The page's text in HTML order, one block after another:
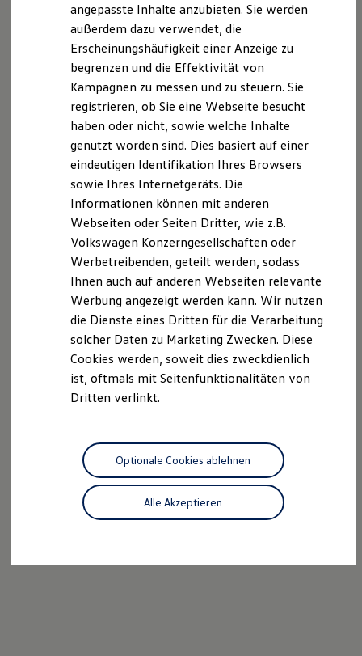
XTL-Dieselkraftstoff
Ersatzteile und Betriebsflüssigkeiten
Original Zubehör und Lifestyle Produkte
myVolkswagen
myVolkswagen Business
Elektrisch & Autonom
Elektro - & Hybridfahrzeuge
Unser Ansatz
Klimafreundlicher Strom
Reichweite & Ladelösungen
Reichweitensimulator
Ladezeitensimulator
Ladelösungen für Privatkunden
Ladelösungen für Gewerbekunden
Wallbox und Ladekabel
Förderung & Kosten der Elektrofahrzeuge
Fördermöglichkeiten für Privatkunden
Fördermöglichkeiten für Gewerbekunden
Autonomes Fahren
Mehr zum ID. Buzz
Online Beratung
California Club
California Magazin & Ratgeber
Vanlife
California App
California Lifestyle & Zubehör
Übernachten im California
Unternehmen
Karriere
Nachhaltigkeit
03843 / 29 29-16
E-Mail schreiben
angepasste Inhalte anzubieten. Sie werden
außerdem dazu verwendet, die
Erscheinungshäufigkeit einer Anzeige zu
begrenzen und die Effektivität von
Kampagnen zu messen und zu steuern. Sie
registrieren, ob Sie eine Webseite besucht
haben oder nicht, sowie welche Inhalte
genutzt worden sind. Dies basiert auf einer
eindeutigen Identifikation Ihres Browsers
sowie Ihres Internetgeräts. Die
Informationen können mit anderen
Webseiten oder Seiten Dritter, wie z.B.
Volkswagen Konzerngesellschaften oder
Werbetreibenden, geteilt werden, sodass
Ihnen auch auf anderen Webseiten relevante
Werbung angezeigt werden kann. Wir nutzen
die Dienste eines Dritten für die Verarbeitung
solcher Daten zu Marketing Zwecken. Diese
Cookies werden, soweit dies zweckdienlich
ist, oftmals mit Seitenfunktionalitäten von
Dritten verlinkt.
Alle Akzeptieren
Optionale Cookies ablehnen